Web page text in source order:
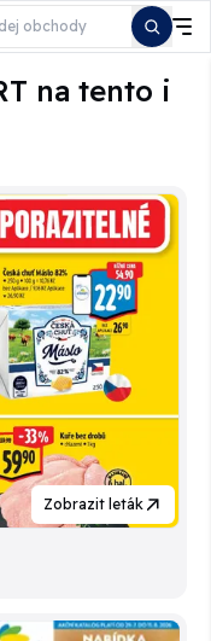
na tento i
Zobrazit leták